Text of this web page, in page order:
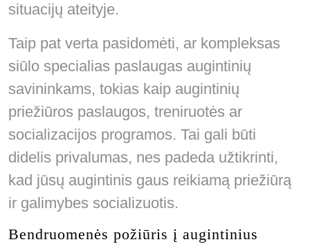
situacijų ateityje.
Taip pat verta pasidomėti, ar kompleksas
siūlo specialias paslaugas augintinių
savininkams, tokias kaip augintinių
priežiūros paslaugos, treniruotės ar
socializacijos programos. Tai gali būti
didelis privalumas, nes padeda užtikrinti,
kad jūsų augintinis gaus reikiamą priežiūrą
ir galimybes socializuotis.
Bendruomenės požiūris į augintinius